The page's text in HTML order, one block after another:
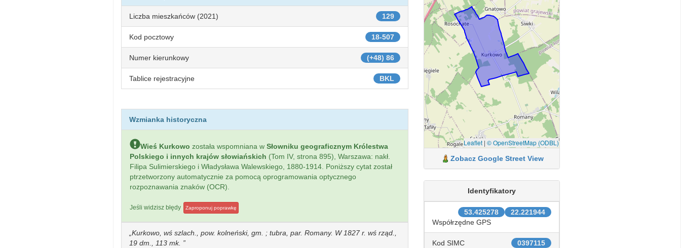
129
Liczba mieszkańców (2021)
18-507
Kod pocztowy
(+48) 86
Numer kierunkowy
BKL
Tablice rejestracyjne
Wzmianka historyczna
Wieś Kurkowo została wspomniana w Słowniku geograficznym Królestwa
Polskiego i innych krajów słowiańskich (Tom IV, strona 895), Warszawa: nakł.
Filipa Sulimierskiego i Władysława Walewskiego, 1880-1914. Poniższy cytat został
ptrzetworzony automatycznie za pomocą oprogramowania optycznego
rozpoznawania znaków (OCR).
Jeśli widzisz błędy Zaproponuj poprawkę
Kurkowo, wś szlach., pow. kolneński, gm. ; tubra, par. Romany. W 1827 r. wś rząd.,
19 dm., 113 mk.
Leaflet| © OpenStreetMap (ODBL)
Zobacz Google Street View
Identyfikatory
22.221944
53.425278
Współrzędne GPS
0397115
Kod SIMC